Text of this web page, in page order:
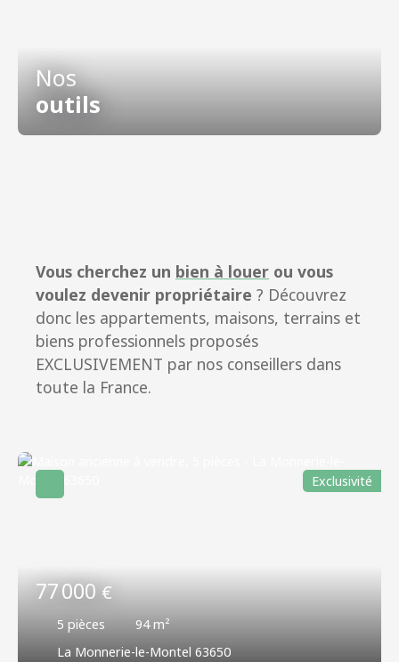
Nos
outils
Vous cherchez un bien à louer ou vous
voulez devenir propriétaire ? Découvrez
donc les appartements, maisons, terrains et
biens professionnels proposés
EXCLUSIVEMENT par nos conseillers dans
toute la France.
77 000€
5 pièces 94m²
La Monnerie-le-Montel 63650
Exclusivité